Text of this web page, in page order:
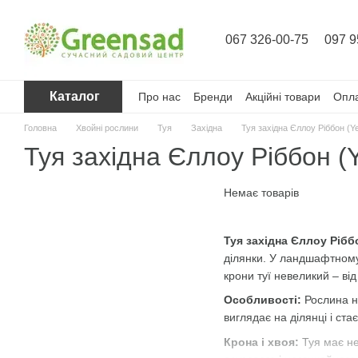
067 326-00-75 097
Каталог Про нас Бренди Акційні товари
Головна Хвойні рослини Туя Західна Туя західна Єллоу Ріббон
Туя західна Єллоу Ріббон
Туя західна Єллоу
ділянки. У
крони туї невеликий –
Особливості: Рослина
виглядає на ділянці і
Крона і хвоя: Туя має
Немає товарів